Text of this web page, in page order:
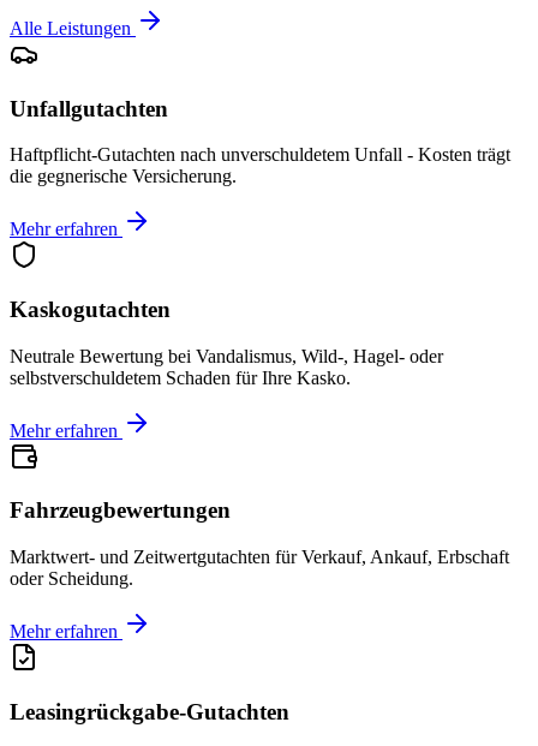
Alle Leistungen
Unfallgutachten
Haftpflicht-Gutachten nach unverschuldetem Unfall - Kosten trägt
die gegnerische Versicherung.
Mehr erfahren
Kaskogutachten
Neutrale Bewertung bei Vandalismus, Wild-, Hagel- oder
selbstverschuldetem Schaden für Ihre Kasko.
Mehr erfahren
Fahrzeugbewertungen
Marktwert- und Zeitwertgutachten für Verkauf, Ankauf, Erbschaft
oder Scheidung.
Mehr erfahren
Leasingrückgabe-Gutachten